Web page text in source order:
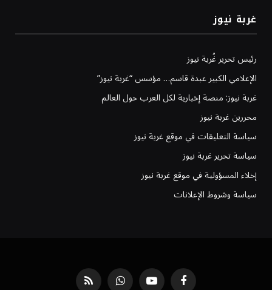
غربة نيوز
رئيس تحرير غُربة نيوز
الإعلامي الكبير عبدة قاسم… مؤسس “غربة نيوز”
غربة نيوز: منصة إخبارية لكل العرب حول العالم
محررين غربة نيوز
سياسة التعليقات في موقع غربة نيوز
سياسة تحرير غربة نيوز
إخلاء المسؤولية في موقع غربة نيوز
سياسة وشروط الإعلانات
فيسبوك يوتيوب واتساب RSS